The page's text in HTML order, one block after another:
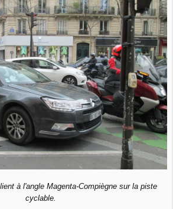
à l'angle Magenta-Compiègne sur la piste
cyclable.